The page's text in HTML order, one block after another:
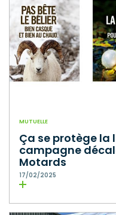
MUTUELLE
Ça se protège la
campagne
Motards
17/02/2025
Lire la suite